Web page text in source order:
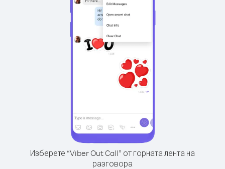
Изберете “Viber Out Call” от горната лента на
разговора